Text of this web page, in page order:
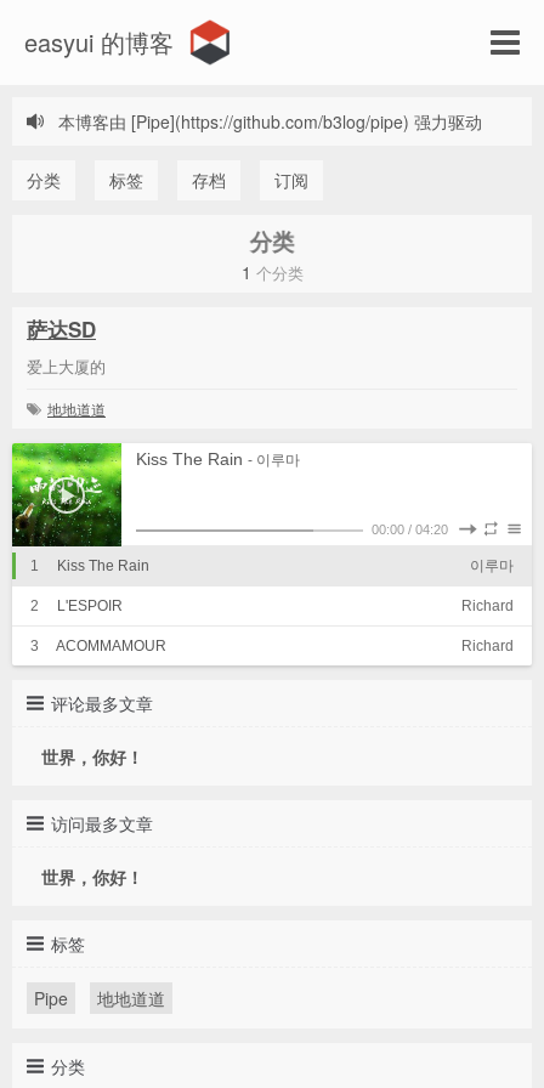
easyui 的博客
本博客由 [Pipe](https://github.com/b3log/pipe) 强力驱动
分类 标签 存档 订阅
分类
1 个分类
萨达SD
爱上大厦的
地地道道
Kiss The Rain - 이루마
00:00 / 04:20
1 Kiss The Rain 이루마
2 L'ESPOIR Richard
3 ACOMMAMOUR Richard
评论最多文章
世界，你好！
访问最多文章
世界，你好！
标签
Pipe 地地道道
分类